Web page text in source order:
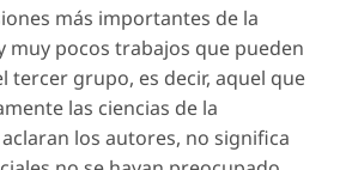
más importantes de la
muy pocos trabajos que pueden
tercer grupo, es decir, aquel que
las ciencias de la
los autores, no significa